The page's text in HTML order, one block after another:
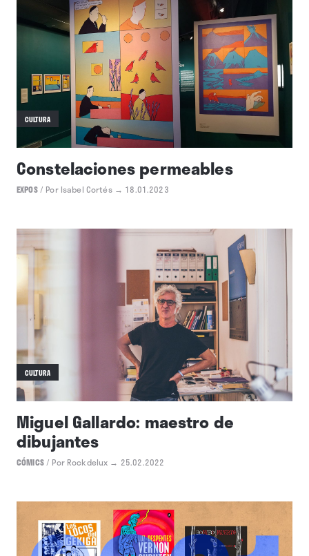
CULTURA
Constelaciones permeables
EXPOS/ Por Isabel Cortés → 18.01.2023
CULTURA
Miguel Gallardo: maestro de
dibujantes
CÓMICS/ Por Rockdelux → 25.02.2022